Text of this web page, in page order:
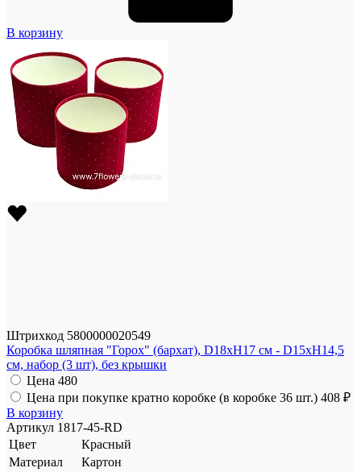
В корзину
Штрихкод 5800000020549
Коробка шляпная "Горох" (бархат), D18xH17 см - D15xH14,5
см, набор (3 шт), без крышки
Цена 480
Цена при покупке кратно коробке (в коробке 36 шт.) 408 ₽
В корзину
Артикул 1817-45-RD
Цвет
Красный
Материал
Картон